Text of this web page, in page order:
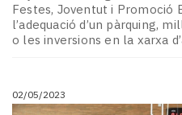
la
teva!
newsletter
del
Festes, Joventut i Promoció
l’adequació d’un pàrquing,
o les inversions en la xarxa
02/05/2023